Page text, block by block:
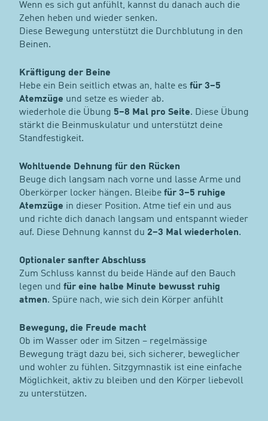
Wenn es sich gut anfühlt, kannst du danach auch die
Zehen heben und wieder senken.
Diese Bewegung unterstützt die Durchblutung in den
Beinen.
Kräftigung der Beine
Hebe ein Bein seitlich etwas an, halte es für 3–5
Atemzüge und setze es wieder ab.
wiederhole die Übung 5–8 Mal pro Seite. Diese Übung
stärkt die Beinmuskulatur und unterstützt deine
Standfestigkeit.
Wohltuende Dehnung für den Rücken
Beuge dich langsam nach vorne und lasse Arme und
Oberkörper locker hängen. Bleibe für 3–5 ruhige
Atemzüge in dieser Position. Atme tief ein und aus
und richte dich danach langsam und entspannt wieder
auf. Diese Dehnung kannst du 2–3 Mal wiederholen.
Optionaler sanfter Abschluss
Zum Schluss kannst du beide Hände auf den Bauch
legen und für eine halbe Minute bewusst ruhig
atmen. Spüre nach, wie sich dein Körper anfühlt
Bewegung, die Freude macht
Ob im Wasser oder im Sitzen – regelmässige
Bewegung trägt dazu bei, sich sicherer, beweglicher
und wohler zu fühlen. Sitzgymnastik ist eine einfache
Möglichkeit, aktiv zu bleiben und den Körper liebevoll
zu unterstützen.